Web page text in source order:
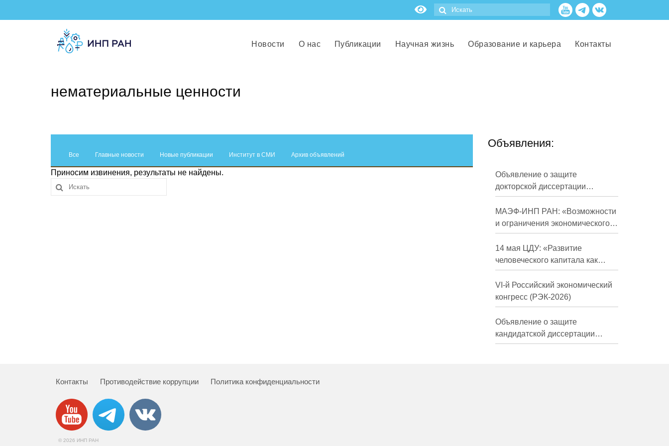
Новости О нас Публикации Научная жизнь Образование и карьера Контакты
нематериальные ценности
Все Главные новости Новые публикации Институт в СМИ Архив объявлений
Приносим извинения, результаты не найдены.
Объявления:
Объявление о защите
докторской диссертации
Кузнецова Михаила
Евгеньевича
МАЭФ-ИНП РАН: «Возможности
и ограничения экономического
развития России в средне- и
долгосрочной перспективе»
14 мая ЦДУ: «Развитие
человеческого капитала как
фактор экономического роста»
VI-й Российский экономический
конгресс (РЭК-2026)
Объявление о защите
кандидатской диссертации
Трындиной Николь Сергеевны
Контакты Противодействие коррупции Политика конфиденциальности
© 2026 ИНП РАН